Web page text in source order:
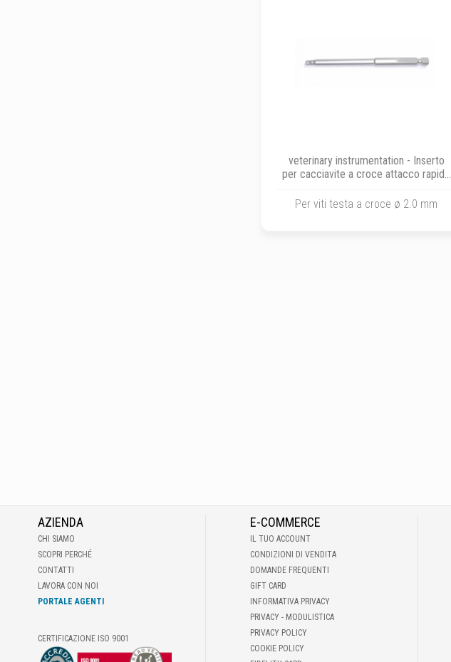
veterinary instrumentation - Inserto
per cacciavite a croce attacco rapido
Per viti testa a croce ø 2.0 mm
AZIENDA
CHI SIAMO
SCOPRI PERCHÉ
CONTATTI
LAVORA CON NOI
PORTALE AGENTI
CERTIFICAZIONE ISO 9001
E-COMMERCE
IL TUO ACCOUNT
CONDIZIONI DI VENDITA
DOMANDE FREQUENTI
GIFT CARD
INFORMATIVA PRIVACY
PRIVACY - MODULISTICA
PRIVACY POLICY
COOKIE POLICY